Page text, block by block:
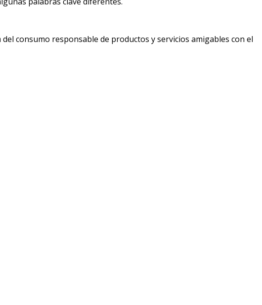
consumo responsable de productos y servicios amigables con el